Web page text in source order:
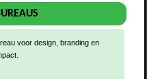
voor design, branding en